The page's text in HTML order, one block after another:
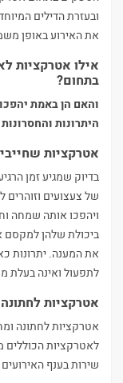
ובעזרת הדילים
את האירוע באופן
אילו אטרקציות
בתחום?
והאם הן באמת
היתרונות
אטרקציות
בדיוק שמגיע זמן
של צעצועים
ויהפכו אותה שמחה
ביכולת שלהן למקסם
את המענה. יתרונות
לתפעול ואינה בעלת
אטרקציות לחתונה
אטרקציות לחתונה
לאטרקציות הכוללים
שירות בענף